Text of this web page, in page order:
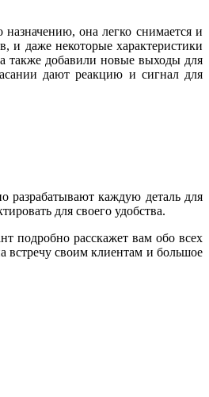
она легко снимается и
и даже некоторые характеристики
также добавили новые выходы для
дают реакцию и сигнал для
разрабатывают каждую деталь для
для своего удобства.
подробно расскажет вам обо всех
встречу своим клиентам и большое